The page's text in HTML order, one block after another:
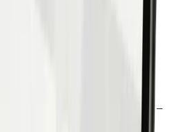
den Berater durch das Gespräch –
Beratung bei jedem